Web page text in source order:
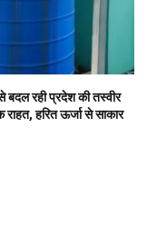
बदल रही प्रदेश की तस्वीर
राहत, हरित ऊर्जा से साकार